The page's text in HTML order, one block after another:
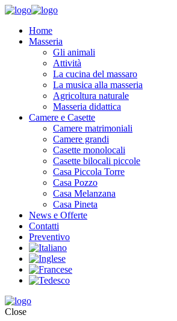
Home
Masseria
Gli animali
Attività
La cucina del massaro
La musica alla masseria
Agricoltura naturale
Masseria didattica
Camere e Casette
Camere matrimoniali
Camere grandi
Casette monolocali
Casette bilocali piccole
Casa Piccola Torre
Casa Pozzo
Casa Melanzana
Casa Pineta
News e Offerte
Contatti
Preventivo
Close